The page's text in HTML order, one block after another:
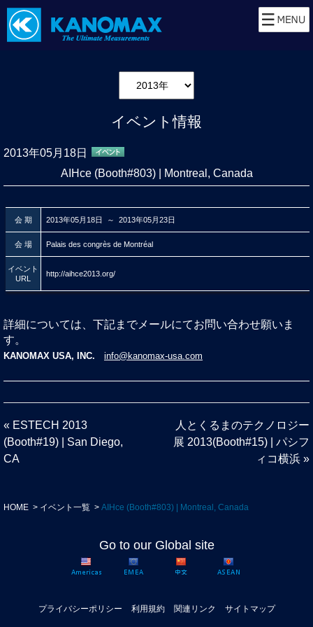
イベント情報
2013年05月18日
AIHce (Booth#803) | Montreal, Canada
会 期 2013年05月18日 ～ 2013年05月23日
会 場 Palais des congrès de Montréal
イベント
URL
http://aihce2013.org/
詳細については、下記までメールにてお問い合わせ願いま
す。
KANOMAX USA, INC. info@kanomax-usa.com
« ESTECH 2013
(Booth#19) | San Diego,
CA
人とくるまのテクノロジー
展 2013(Booth#15) | パシフ
ィコ横浜 »
HOME イベント一覧 AIHce (Booth#803) | Montreal, Canada
Go to our Global site
プライバシーポリシー 利用規約 関連リンク サイトマップ